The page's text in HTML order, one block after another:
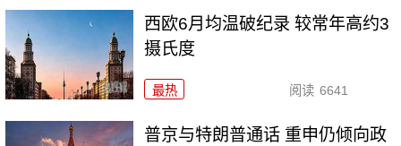
西欧6月均温破纪录 较常年高约3
摄氏度
最热 阅读 6641
普京与特朗普通话 重申仍倾向政